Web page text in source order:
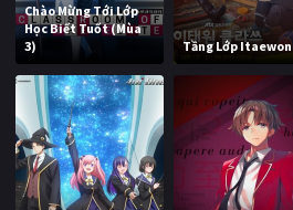
Chào Mừng Tới Lớp
Học Biết Tuốt (Mùa
3)
Tầng Lớp Itaewon